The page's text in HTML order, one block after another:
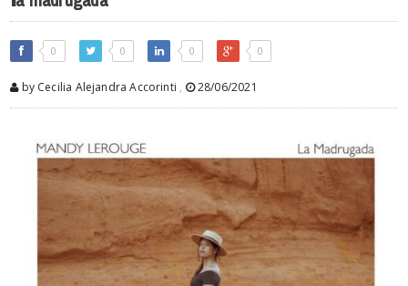
0 0 0 0
by Cecilia Alejandra Accorinti , 28/06/2021